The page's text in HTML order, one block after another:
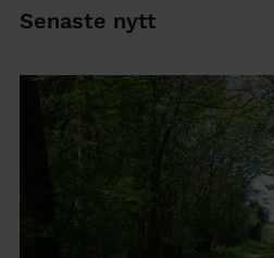
Senaste nytt